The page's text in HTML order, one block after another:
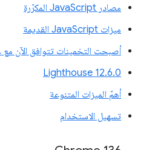
مصادر JavaScript المكرّرة
ميزات JavaScript القديمة
أصبحت التخمينات تتوافق الآن مع
‫Lighthouse 12.6.0
أهمّ الميزات المتنوعة
تسهيل الاستخدام